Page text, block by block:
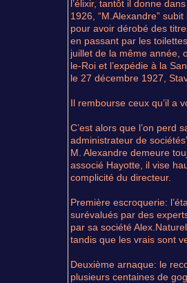
l’élixir, tantôt il donne
1926, “M.Alexandre”
pour avoir dérobé des
en passant par les
juillet de la même année,
le-Roi et l’expédie à la
le 27 décembre 1927,
Il rembourse ceux qu’il a
C’est alors que l’on perd
administrateur de
M. Alexandre demeure
associé Hayotte, il vise
complicité du directeur.
Première escroquerie:
surévalués par des
par sa société
tandis que les vrais sont
Deuxième arnaque: le
plusieurs centaines de